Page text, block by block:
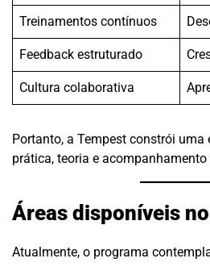
Treinamentos contínuos
Feedback estruturado
Cultura colaborativa
Portanto, a Tempest constrói uma
prática, teoria e
Áreas disponíveis
Atualmente, o programa